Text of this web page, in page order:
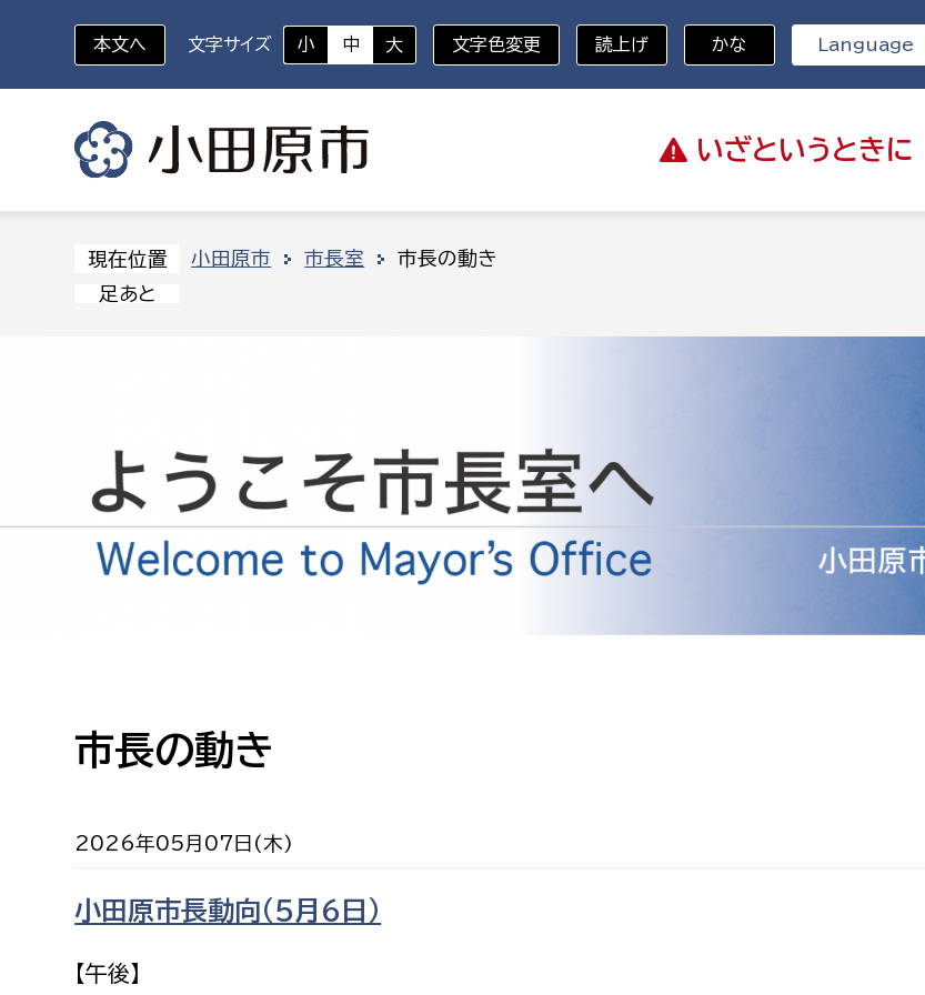
いざと いうときに
いざというときに
防災・ハザードマップ 避難場所
対象者を選択
小・中学生
高校生・大学生など
傷病者
事業者
労働者
教育・子育て
防災・安全
組織から探す
部に属さない室
資産マネジメント課
デジタル推進課
市税総務課
市民税課
地域安全課
スポーツ課
福祉健康部
本文へ 文字サイズ 小 中 大 文字色変更 読上げ かな Language
現在位置 小田原市 市長室
市長の動き
足あと
市長の動き
2026年05月07日(木)
小田原市長動向（５月６日）
【午後】